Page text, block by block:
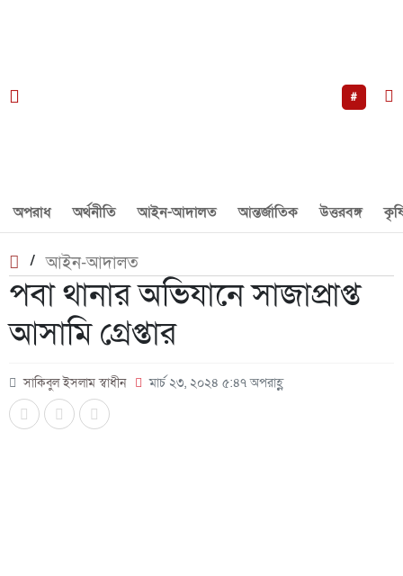
#
অপরাধ অর্থনীতি আইন-আদালত আন্তর্জাতিক উত্তরবঙ্গ
/আইন-আদালত
পবা থানার অভিযানে সাজাপ্রাপ্ত
আসামি গ্রেপ্তার
সাকিবুল ইসলাম স্বাধীন মার্চ ২৩, ২০২৪ ৫:৪৭ অপরাহ্ণ